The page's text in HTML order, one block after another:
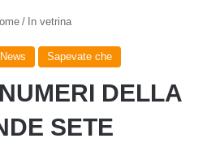
/ In vetrina
News Sapevate che
DELLA
SETE